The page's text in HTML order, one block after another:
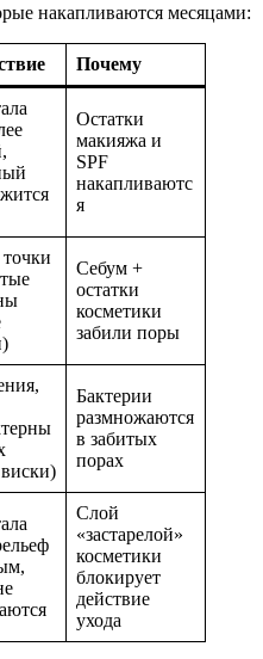
накапливаются месяцами:
Почему
Остатки
макияжа и
SPF
накапливаютс
я
Себум +
остатки
косметики
забили поры
Бактерии
размножаются
в забитых
порах
Слой
«застарелой»
косметики
блокирует
действие
ухода